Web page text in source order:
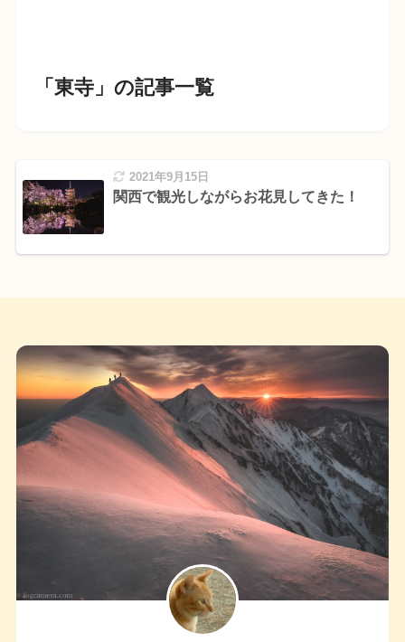
「東寺」の記事一覧
2021年9月15日
関西で観光しながらお花見してきた！